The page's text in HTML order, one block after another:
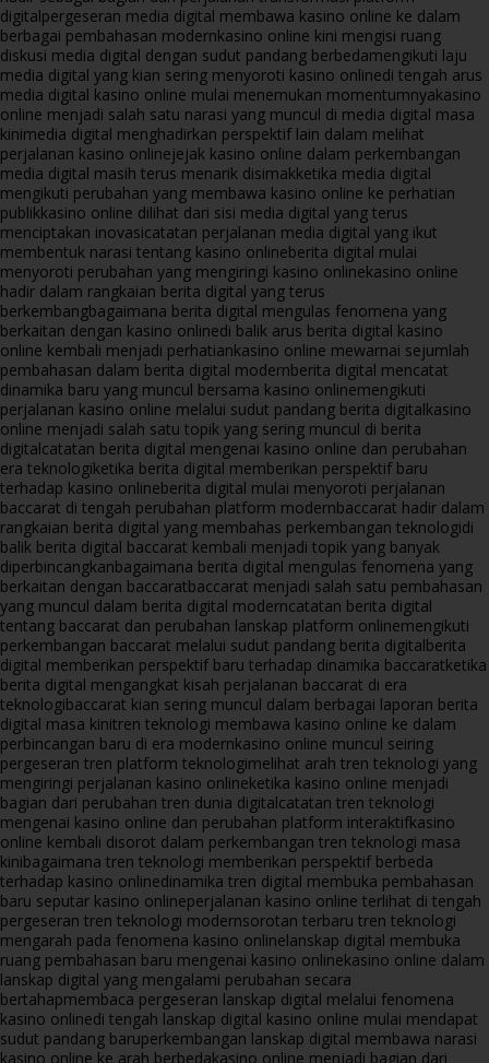
digitalpergeseran media digital membawa kasino online ke dalam
berbagai pembahasan modernkasino online kini mengisi ruang
diskusi media digital dengan sudut pandang berbedamengikuti laju
media digital yang kian sering menyoroti kasino onlinedi tengah arus
media digital kasino online mulai menemukan momentumnyakasino
online menjadi salah satu narasi yang muncul di media digital masa
kinimedia digital menghadirkan perspektif lain dalam melihat
perjalanan kasino onlinejejak kasino online dalam perkembangan
media digital masih terus menarik disimakketika media digital
mengikuti perubahan yang membawa kasino online ke perhatian
publikkasino online dilihat dari sisi media digital yang terus
menciptakan inovasicatatan perjalanan media digital yang ikut
membentuk narasi tentang kasino onlineberita digital mulai
menyoroti perubahan yang mengiringi kasino onlinekasino online
hadir dalam rangkaian berita digital yang terus
berkembangbagaimana berita digital mengulas fenomena yang
berkaitan dengan kasino onlinedi balik arus berita digital kasino
online kembali menjadi perhatiankasino online mewarnai sejumlah
pembahasan dalam berita digital modernberita digital mencatat
dinamika baru yang muncul bersama kasino onlinemengikuti
perjalanan kasino online melalui sudut pandang berita digitalkasino
online menjadi salah satu topik yang sering muncul di berita
digitalcatatan berita digital mengenai kasino online dan perubahan
era teknologiketika berita digital memberikan perspektif baru
terhadap kasino onlineberita digital mulai menyoroti perjalanan
baccarat di tengah perubahan platform modernbaccarat hadir dalam
rangkaian berita digital yang membahas perkembangan teknologidi
balik berita digital baccarat kembali menjadi topik yang banyak
diperbincangkanbagaimana berita digital mengulas fenomena yang
berkaitan dengan baccaratbaccarat menjadi salah satu pembahasan
yang muncul dalam berita digital moderncatatan berita digital
tentang baccarat dan perubahan lanskap platform onlinemengikuti
perkembangan baccarat melalui sudut pandang berita digitalberita
digital memberikan perspektif baru terhadap dinamika baccaratketika
berita digital mengangkat kisah perjalanan baccarat di era
teknologibaccarat kian sering muncul dalam berbagai laporan berita
digital masa kinitren teknologi membawa kasino online ke dalam
perbincangan baru di era modernkasino online muncul seiring
pergeseran tren platform teknologimelihat arah tren teknologi yang
mengiringi perjalanan kasino onlineketika kasino online menjadi
bagian dari perubahan tren dunia digitalcatatan tren teknologi
mengenai kasino online dan perubahan platform interaktifkasino
online kembali disorot dalam perkembangan tren teknologi masa
kinibagaimana tren teknologi memberikan perspektif berbeda
terhadap kasino onlinedinamika tren digital membuka pembahasan
baru seputar kasino onlineperjalanan kasino online terlihat di tengah
pergeseran tren teknologi modernsorotan terbaru tren teknologi
mengarah pada fenomena kasino onlinelanskap digital membuka
ruang pembahasan baru mengenai kasino onlinekasino online dalam
lanskap digital yang mengalami perubahan secara
bertahapmembaca pergeseran lanskap digital melalui fenomena
kasino onlinedi tengah lanskap digital kasino online mulai mendapat
sudut pandang baruperkembangan lanskap digital membawa narasi
kasino online ke arah berbedakasino online menjadi bagian dari